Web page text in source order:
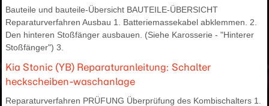
Bauteile und bauteile-Übersicht BAUTEILE-ÜBERSICHT
Reparaturverfahren Ausbau 1. Batteriemassekabel abklemmen. 2.
Den hinteren Stoßfänger ausbauen. (Siehe Karosserie - "Hinterer
Stoßfänger") 3.
Kia Stonic (YB) Reparaturanleitung: Schalter
heckscheiben-waschanlage
Reparaturverfahren PRÜFUNG Überprüfung des Kombischalters 1.